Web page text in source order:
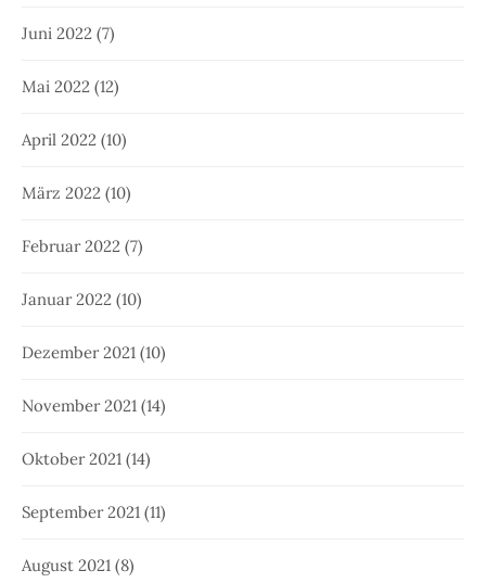
Juni 2022 (7)
Mai 2022 (12)
April 2022 (10)
März 2022 (10)
Februar 2022 (7)
Januar 2022 (10)
Dezember 2021 (10)
November 2021 (14)
Oktober 2021 (14)
September 2021 (11)
August 2021 (8)